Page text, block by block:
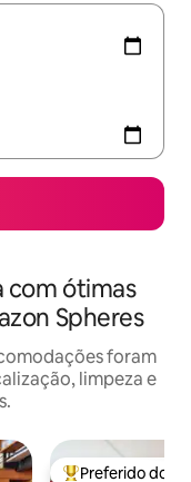
ótimas
Spheres
foram
limpeza e
Preferido dos